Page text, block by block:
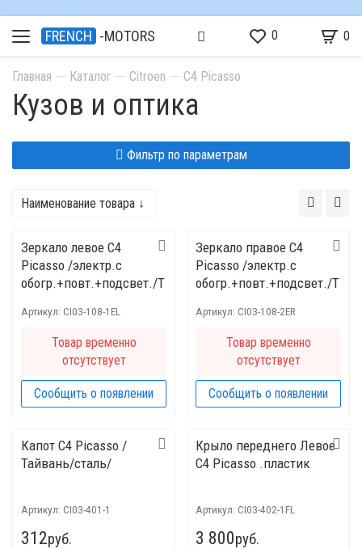
FRENCH -MOTORS 0 0
Главная Каталог Citroen C4 Picasso
Кузов и оптика
Фильтр по параметрам
Наименование товара ↓
Зеркало левое C4
Picasso /электр.с
обогр.+повт.+подсвет./T
Артикул: CI03-108-1EL
Товар временно
отсутствует
Сообщить о появлении
Зеркало правое C4
Picasso /электр.с
обогр.+повт.+подсвет./T
Артикул: CI03-108-2ER
Товар временно
отсутствует
Сообщить о появлении
Капот C4 Picasso /
Тайвань/сталь/
Артикул: CI03-401-1
312руб.
Крыло переднего Левое
C4 Picasso .пластик
Артикул: CI03-402-1FL
3 800руб.